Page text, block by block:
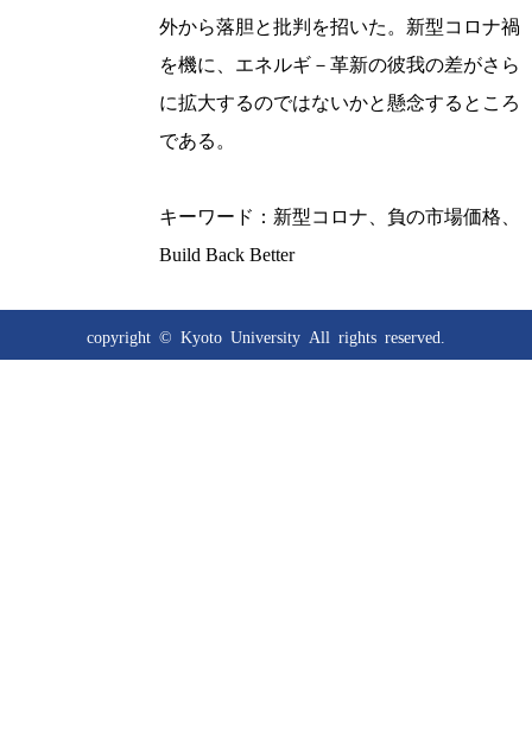
外から落胆と批判を招いた。新型コロナ禍
を機に、エネルギ－革新の彼我の差がさら
に拡大するのではないかと懸念するところ
である。
キーワード：新型コロナ、負の市場価格、
Build Back Better
copyright © Kyoto University All rights reserved.